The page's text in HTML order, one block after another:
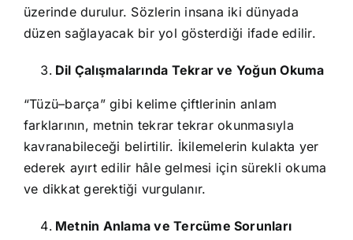
üzerinde durulur. Sözlerin insana iki dünyada
düzen sağlayacak bir yol gösterdiği ifade edilir.
Dil Çalışmalarında Tekrar ve Yoğun Okuma
“Tüzü–barça” gibi kelime çiftlerinin anlam
farklarının, metnin tekrar tekrar okunmasıyla
kavranabileceği belirtilir. İkilemelerin kulakta yer
ederek ayırt edilir hâle gelmesi için sürekli okuma
ve dikkat gerektiği vurgulanır.
Metnin Anlama ve Tercüme Sorunları